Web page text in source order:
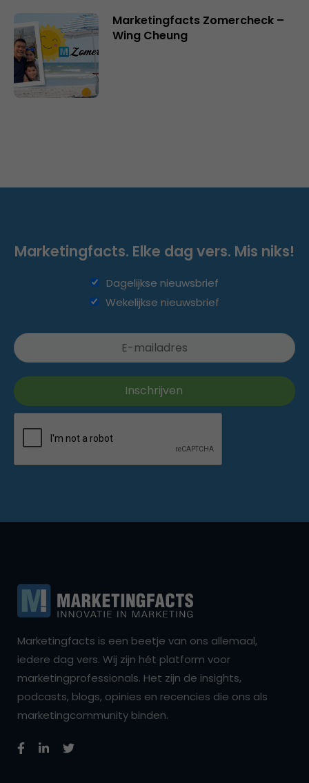
Marketingfacts Zomercheck –
Wing Cheung
Marketingfacts. Elke dag vers. Mis niks!
Dagelijkse nieuwsbrief
Wekelijkse nieuwsbrief
Marketingfacts is een beetje van ons allemaal,
iedere dag vers. Wij zijn hét platform voor
marketingprofessionals. Het zijn de insights,
podcasts, blogs, opinies en recencies die ons als
marketingcommunity binden.